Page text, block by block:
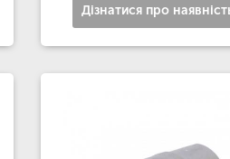
Дізнатися про